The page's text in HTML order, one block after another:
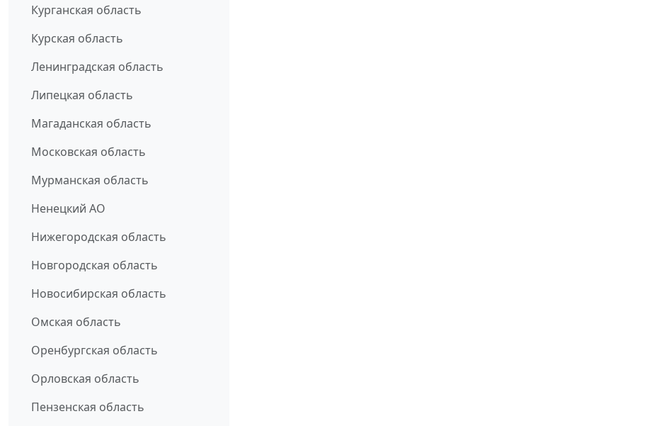
Курганская область
Курская область
Ленинградская область
Липецкая область
Магаданская область
Московская область
Мурманская область
Ненецкий АО
Нижегородская область
Новгородская область
Новосибирская область
Омская область
Оренбургская область
Орловская область
Пензенская область